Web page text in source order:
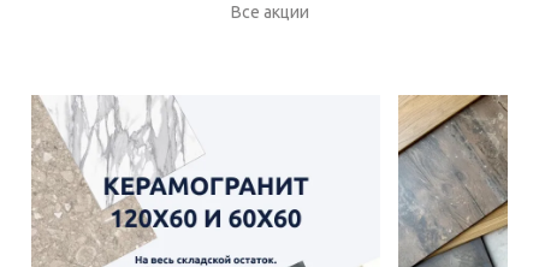
Все акции